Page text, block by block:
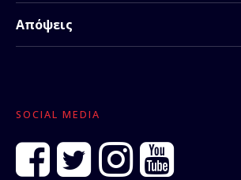
Απόψεις
SOCIAL MEDIA